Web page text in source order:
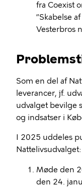
fra Coexist
”Skabelse
Vesterbros
Som en del af
leverancer, jf.
udvalget bevilge
og indsatser i
I 2025 uddeles
Nattelivsudvalget:
Møde den
den 24.